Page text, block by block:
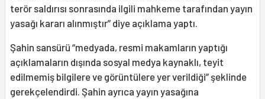
terör saldırısı sonrasında ilgili mahkeme tarafından yayın
yasağı kararı alınmıştır” diye açıklama yaptı.
Şahin sansürü “medyada, resmi makamların yaptığı
açıklamaların dışında sosyal medya kaynaklı, teyit
edilmemiş bilgilere ve görüntülere yer verildiği” şeklinde
gerekçelendirdi. Şahin ayrıca yayın yasağına